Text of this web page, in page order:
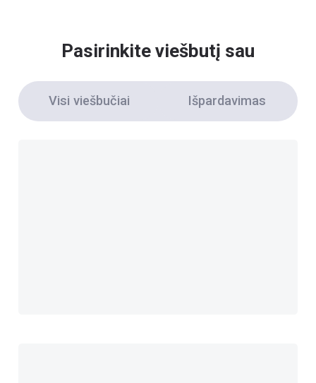
Pasirinkite viešbutį sau
Visi viešbučiai Išpardavimas